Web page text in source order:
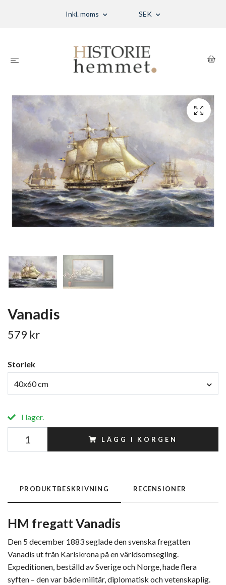
Inkl. moms SEK
Vanadis
579 kr
Storlek
40x60 cm
I lager.
LÄGG I KORGEN
PRODUKTBESKRIVNING RECENSIONER
HM fregatt Vanadis
Den 5 december 1883 seglade den svenska fregatten
Vanadis ut från Karlskrona på en världsomsegling.
Expeditionen, beställd av Sverige och Norge, hade flera
syften – den var både militär, diplomatisk och vetenskaplig.